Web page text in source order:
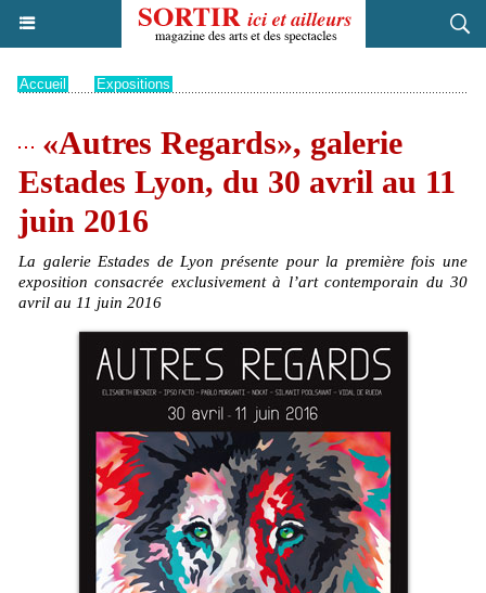
Accueil Expositions
«Autres Regards», galerie
Estades Lyon, du 30 avril au 11
juin 2016
La galerie Estades de Lyon présente pour la première fois une
exposition consacrée exclusivement à l’art contemporain du 30
avril au 11 juin 2016